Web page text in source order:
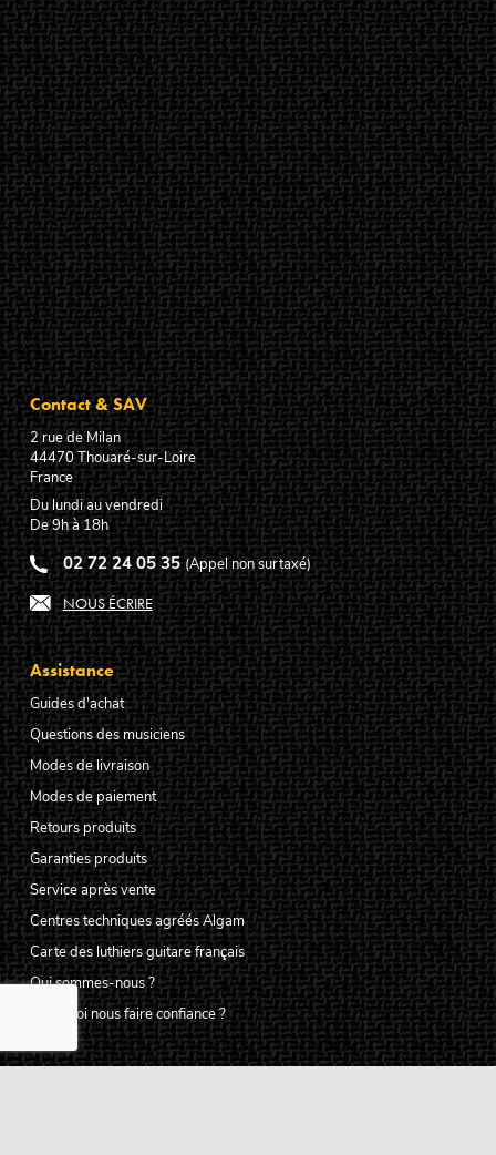
Contact & SAV
2 rue de Milan
44470Thouaré-sur-Loire
France
Du lundi au vendredi
De 9h à 18h
02 72 24 05 35 (Appel non surtaxé)
NOUS ÉCRIRE
Assistance
Guides d'achat
Questions des musiciens
Modes de livraison
Modes de paiement
Retours produits
Garanties produits
Service après vente
Centres techniques agréés Algam
Carte des luthiers guitare français
Qui sommes-nous ?
Pourquoi nous faire confiance ?